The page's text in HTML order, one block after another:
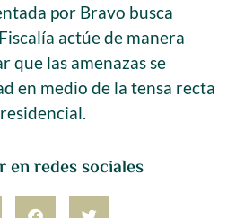
en redes sociales
por Bravo busca
actúe de manera
que las amenazas se
en medio de la tensa recta